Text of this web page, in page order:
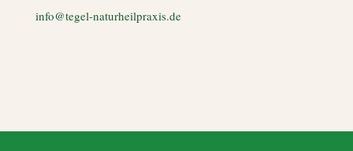
info@tegel-naturheilpraxis.de